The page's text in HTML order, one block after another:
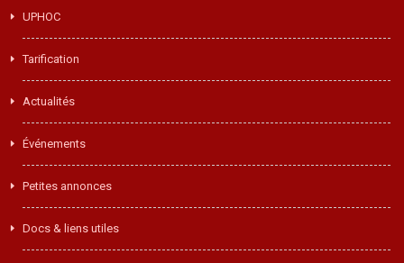
UPHOC
Tarification
Actualités
Événements
Petites annonces
Docs & liens utiles